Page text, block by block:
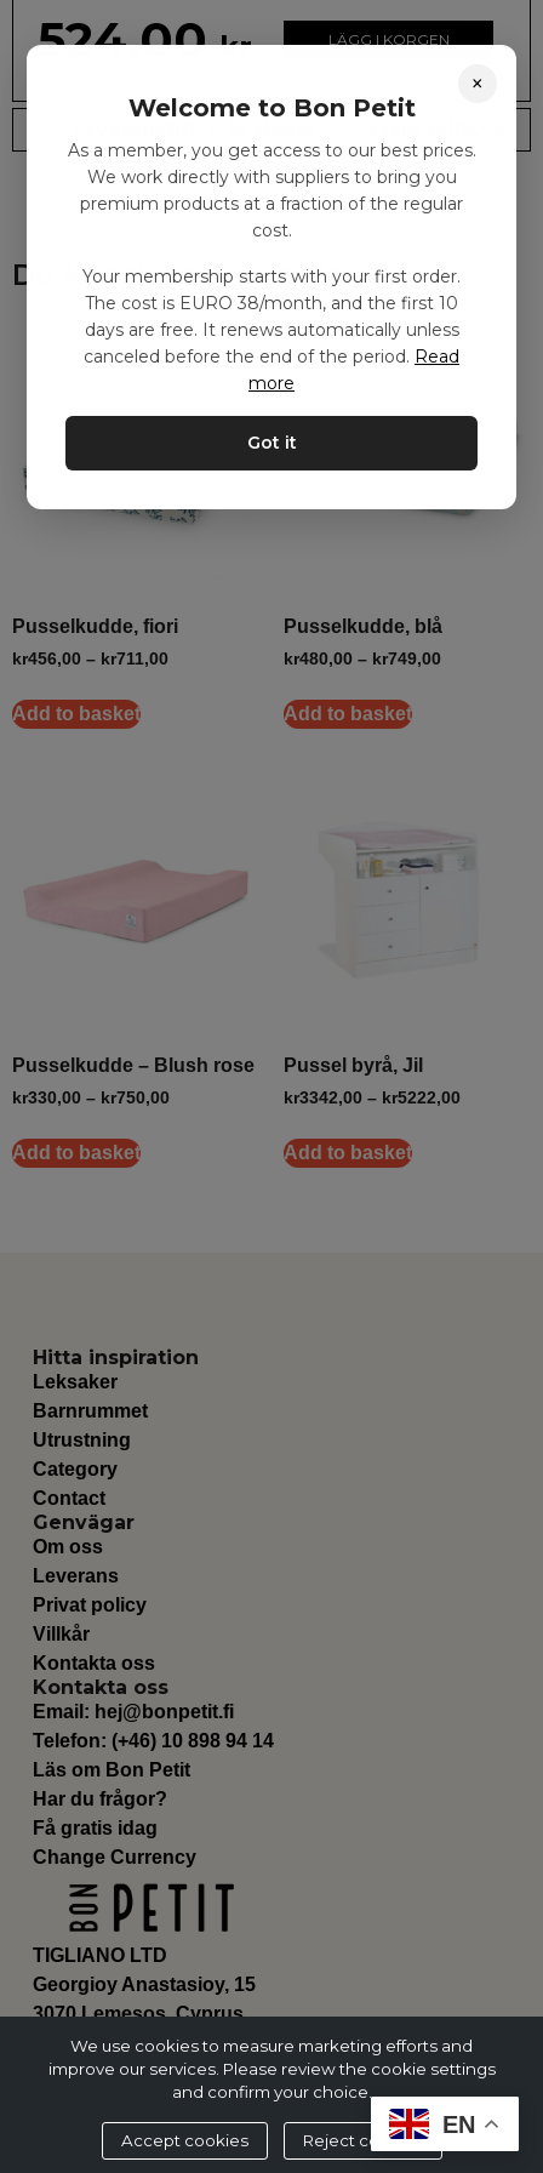
524.00 kr LÄGG I KORGEN
Du kanske också gillar
Pusselkudde, fiori
kr456,00 – kr711,00
Add to basket
Pusselkudde, blå
kr480,00 – kr749,00
Add to basket
Pusselkudde – Blush rose
kr330,00 – kr750,00
Add to basket
Pussel byrå, Jil
kr3342,00 – kr5222,00
Add to basket
TIGLIANO LTD
Georgioy Anastasioy, 15
3070 Lemesos, Cyprus
ΗΕ 430179
Hitta inspiration
Leksaker
Barnrummet
Utrustning
Category
Contact
Genvägar
Om oss
Leverans
Privat policy
Villkår
Kontakta oss
Kontakta oss
Email: hej@bonpetit.fi
Telefon: (+46) 10 898 94 14
Läs om Bon Petit
Har du frågor?
Få gratis idag
Change Currency
EN
×
Welcome to Bon Petit
As a member, you get access to our best prices.
We work directly with suppliers to bring you
premium products at a fraction of the regular
cost.
Your membership starts with your first order.
The cost is EURO 38/month, and the first 10
days are free. It renews automatically unless
canceled before the end of the period. Read
more
Got it
We use cookies to measure marketing efforts and
improve our services. Please review the cookie settings
and confirm your choice.
Accept cookies Reject cookies